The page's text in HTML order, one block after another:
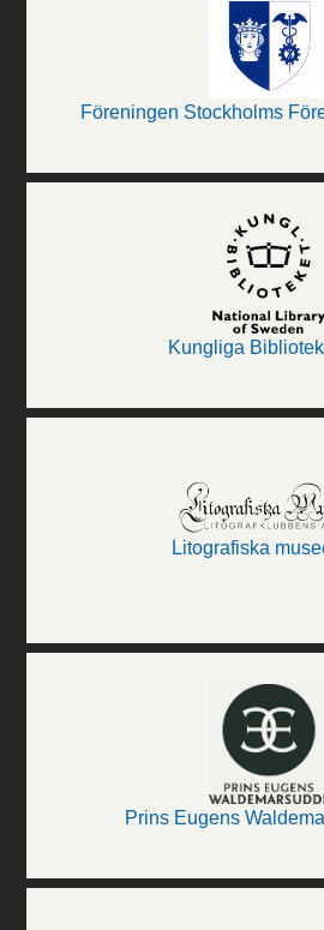
Föreningen Stockholms
Kungliga
Litografiska
Prins Eugens